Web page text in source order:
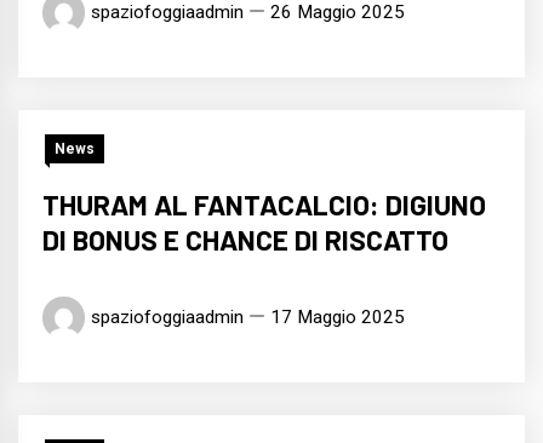
spaziofoggiaadmin 26 Maggio 2025
News
THURAM AL FANTACALCIO: DIGIUNO
DI BONUS E CHANCE DI RISCATTO
spaziofoggiaadmin 17 Maggio 2025